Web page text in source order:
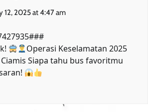
12, 2025 at 4:47 am
Operasi Keselamatan 2025
Siapa tahu bus favoritmu